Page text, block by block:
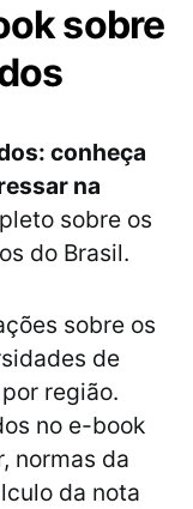
sobre
conheça
na
sobre os
do Brasil.
sobre os
de
região.
no e-book
normas da
da nota